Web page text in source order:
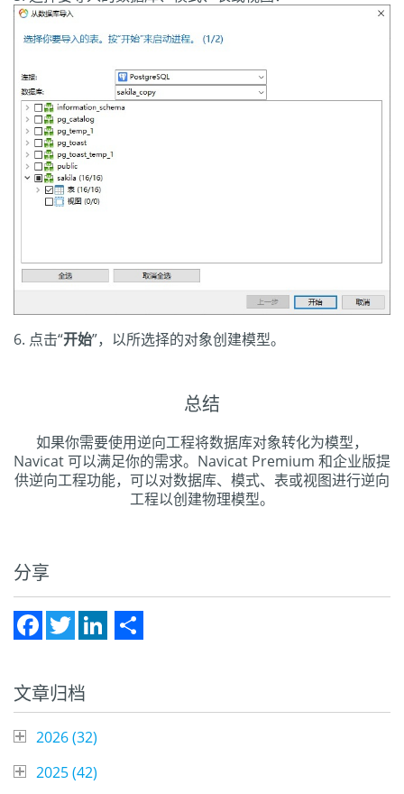
点击“开始”，以所选择的对象创建模型。
总结
如果你需要使用逆向工程将数据库对象转化为模型，
Navicat 可以满足你的需求。Navicat Premium 和企业版提
供逆向工程功能，可以对数据库、模式、表或视图进行逆向
工程以创建物理模型。
分享
文章归档
2026 (32)
2025 (42)